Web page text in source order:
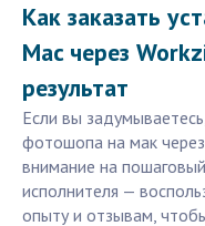
Как заказать
Mac через
результат
Если вы
фотошопа на мак
внимание на
исполнителя —
опыту и отзывам,